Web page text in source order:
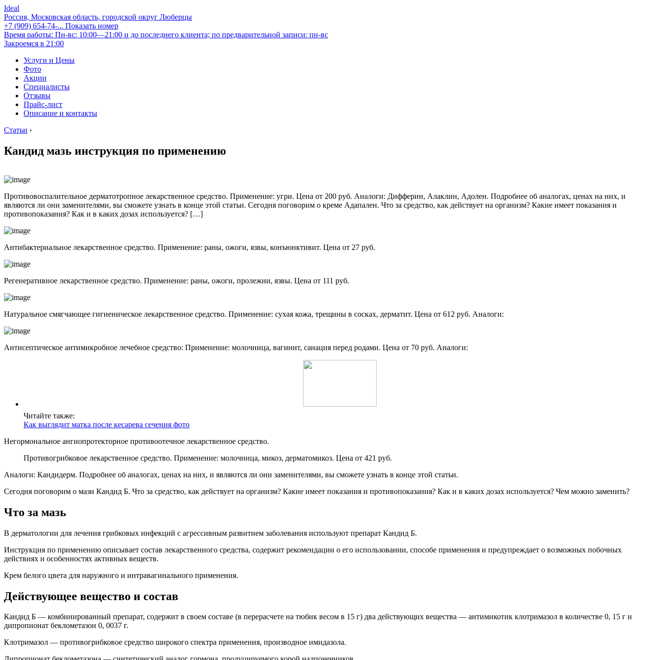
Ideal
Россия, Московская область, городской округ Люберцы
+7 (909) 654-74-... Показать номер
Время работы: Пн-вс: 10:00—21:00 и до последнего клиента; по предварительной записи: пн-вс
Закроемся в 21:00
Услуги и Цены
Фото
Акции
Специалисты
Отзывы
Прайс-лист
Описание и контакты
Статьи ›
Кандид мазь инструкция по применению
Противовоспалительное дерматотропное лекарственное средство. Применение: угри. Цена от 200 руб. Аналоги: Дифферин, Алаклин, Адолен. Подробнее об аналогах, ценах на них, и
являются ли они заменителями, вы сможете узнать в конце этой статьи. Сегодня поговорим о креме Адапален. Что за средство, как действует на организм? Какие имеет показания и
противопоказания? Как и в каких дозах используется? […]
Антибактериальное лекарственное средство. Применение: раны, ожоги, язвы, конъюнктивит. Цена от 27 руб.
Регенеративное лекарственное средство. Применение: раны, ожоги, пролежни, язвы. Цена от 111 руб.
Натуральное смягчающее гигиеническое лекарственное средство. Применение: сухая кожа, трещины в сосках, дерматит. Цена от 612 руб. Аналоги:
Антисептическое антимикробное лечебное средство: Применение: молочница, вагинит, санация перед родами. Цена от 70 руб. Аналоги:
Читайте также:
Как выглядит матка после кесарева сечения фото
Негормональное ангиопротекторное противоотечное лекарственное средство.
Противогрибковое лекарственное средство. Применение: молочница, микоз, дерматомикоз. Цена от 421 руб.
Аналоги: Кандидерм. Подробнее об аналогах, ценах на них, и являются ли они заменителями, вы сможете узнать в конце этой статьи.
Сегодня поговорим о мази Кандид Б. Что за средство, как действует на организм? Какие имеет показания и противопоказания? Как и в каких дозах используется? Чем можно заменить?
Что за мазь
В дерматологии для лечения грибковых инфекций с агрессивным развитием заболевания используют препарат Кандид Б.
Инструкция по применению описывает состав лекарственного средства, содержит рекомендации о его использовании, способе применения и предупреждает о возможных побочных
действиях и особенностях активных веществ.
Крем белого цвета для наружного и интравагинального применения.
Действующее вещество и состав
Кандид Б — комбинированный препарат, содержит в своем составе (в перерасчете на тюбик весом в 15 г) два действующих вещества — антимикотик клотримазол в количестве 0, 15 г и
дипропионат беклометазон 0, 0037 г.
Клотримазол — противогрибковое средство широкого спектра применения, производное имидазола.